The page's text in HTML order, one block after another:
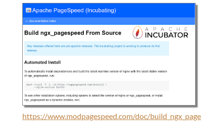
https://www.modpagespeed.com/doc/build_ngx_page